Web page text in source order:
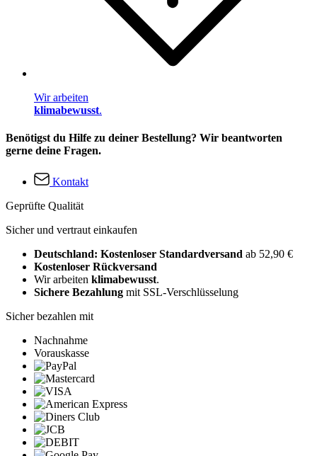
Wir arbeiten
klimabewusst.
Benötigst du Hilfe zu deiner Bestellung? Wir beantworten
gerne deine Fragen.
Kontakt
Geprüfte Qualität
Sicher und vertraut einkaufen
Deutschland: Kostenloser Standardversand ab 52,90 €
Kostenloser Rückversand
Wir arbeiten klimabewusst.
Sichere Bezahlung mit SSL-Verschlüsselung
Sicher bezahlen mit
Nachnahme
Vorauskasse